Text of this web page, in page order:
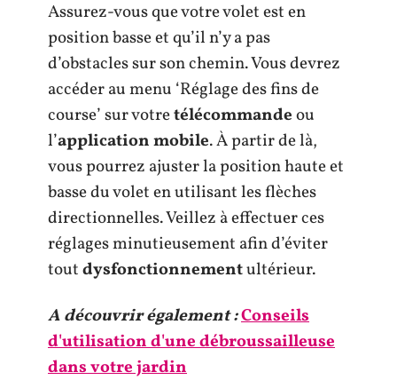
Assurez-vous que votre volet est en
position basse et qu’il n’y a pas
d’obstacles sur son chemin. Vous devrez
accéder au menu ‘Réglage des fins de
course’ sur votretélécommandeou
l’application mobile. À partir de là,
vous pourrez ajuster la position haute et
basse du volet en utilisant les flèches
directionnelles. Veillez à effectuer ces
réglages minutieusement afin d’éviter
toutdysfonctionnementultérieur.
A découvrir également :Conseils
d'utilisation d'une débroussailleuse
dans votre jardin